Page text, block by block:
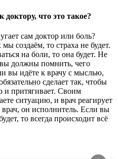
что это такое?
сам доктор или боль?
создаём, то страха не будет.
на боли, то она будет. Не
вы должны помнить, чего
вы идёте к врачу с мыслью,
сделает так, чтобы
и притягивает. Своим
ситуацию, и врач реагирует
врач, он исполнитель. Если вы
то всегда происходит всё